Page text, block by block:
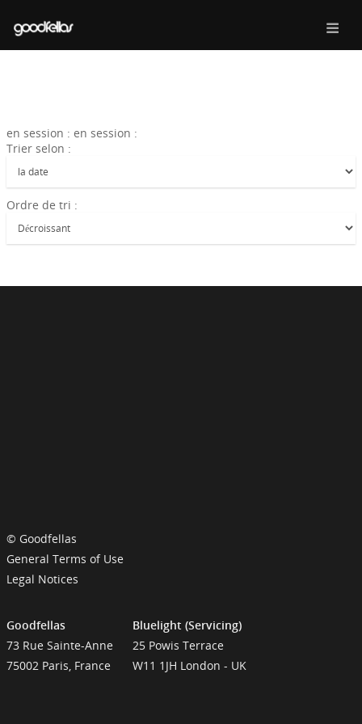
en session : en session :
Trier selon :
Ordre de tri :
© Goodfellas
General Terms of Use
Legal Notices
Goodfellas
73 Rue Sainte-Anne
75002 Paris, France
Bluelight (Servicing)
25 Powis Terrace
W11 1JH London - UK